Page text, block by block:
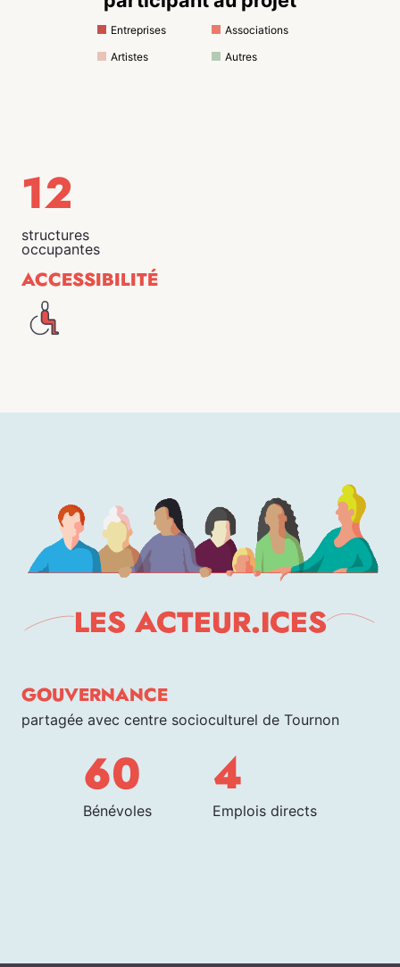
Entreprises
Associations
Artistes
Autres
12
structures
occupantes
ACCESSIBILITÉ
LES ACTEUR.ICES
GOUVERNANCE
partagée avec centre socioculturel de Tournon
60
Bénévoles
4
Emplois directs